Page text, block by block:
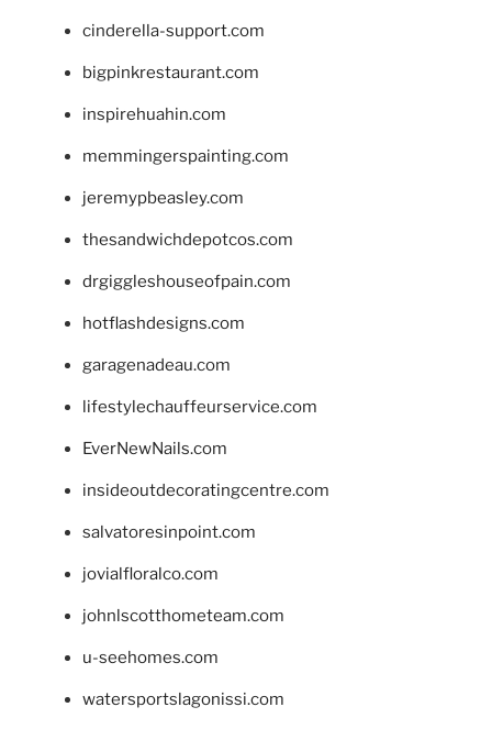
cinderella-support.com
bigpinkrestaurant.com
inspirehuahin.com
memmingerspainting.com
jeremypbeasley.com
thesandwichdepotcos.com
drgiggleshouseofpain.com
hotflashdesigns.com
garagenadeau.com
lifestylechauffeurservice.com
EverNewNails.com
insideoutdecoratingcentre.com
salvatoresinpoint.com
jovialfloralco.com
johnlscotthometeam.com
u-seehomes.com
watersportslagonissi.com